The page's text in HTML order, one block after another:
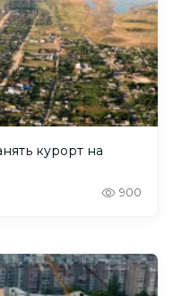
курорт на
900